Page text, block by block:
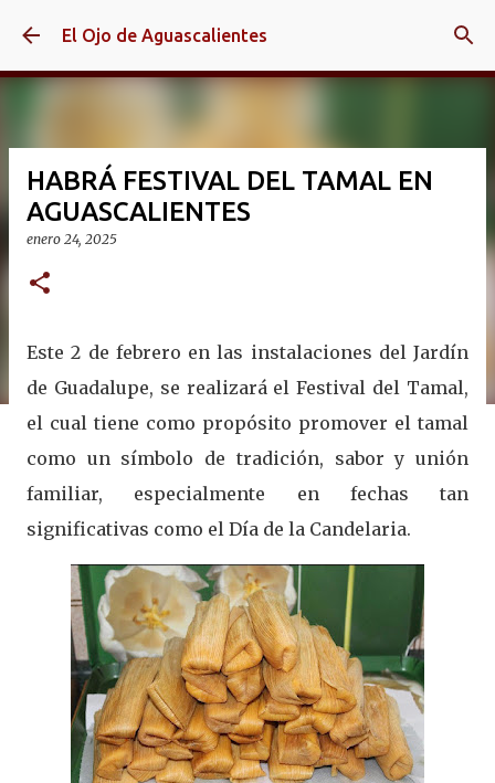
Ir al contenido principal
El Ojo de Aguascalientes
HABRÁ FESTIVAL DEL TAMAL EN
AGUASCALIENTES
enero 24, 2025
Este 2 de febrero en las instalaciones del Jardín
de Guadalupe, se realizará el Festival del Tamal,
el cual tiene como propósito promover el tamal
como un símbolo de tradición, sabor y unión
familiar, especialmente en fechas tan
significativas como el Día de la Candelaria.